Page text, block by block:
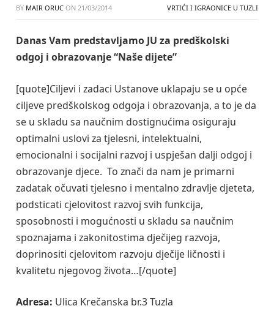
BY MAIR ORUC ON 21/03/2014 VRTIĆI I IGRAONICE U TUZLI
Danas Vam predstavljamo JU za predškolski
odgoj i obrazovanje “Naše dijete”
[quote]Ciljevi i zadaci Ustanove uklapaju se u opće
ciljeve predškolskog odgoja i obrazovanja, a to je da
se u skladu sa naučnim dostignućima osiguraju
optimalni uslovi za tjelesni, intelektualni,
emocionalni i socijalni razvoj i uspješan dalji odgoj i
obrazovanje djece. To znači da nam je primarni
zadatak očuvati tjelesno i mentalno zdravlje djeteta,
podsticati cjelovitost razvoj svih funkcija,
sposobnosti i mogućnosti u skladu sa naučnim
spoznajama i zakonitostima dječijeg razvoja,
doprinositi cjelovitom razvoju dječije ličnosti i
kvalitetu njegovog života…[/quote]
Adresa: Ulica Krečanska br.3 Tuzla